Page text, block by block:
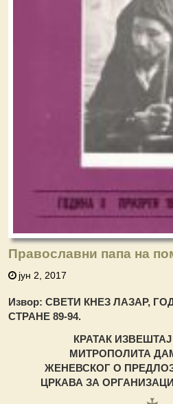
Православни папа на
јун 2, 2017
Извор: СВЕТИ КНЕЗ ЛАЗАР,
СТРАНЕ 89-94.
КРАТАК
МИТРОПОЛИТА
ЖЕНЕВСКОГ О
ЦРКАВА ЗА